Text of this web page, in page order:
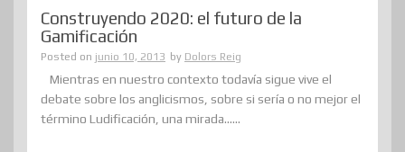
Construyendo 2020: el futuro de la
Gamificación
Posted on junio 10, 2013 by Dolors Reig
Mientras en nuestro contexto todavía sigue vive el
debate sobre los anglicismos, sobre si sería o no mejor el
término Ludificación, una mirada......